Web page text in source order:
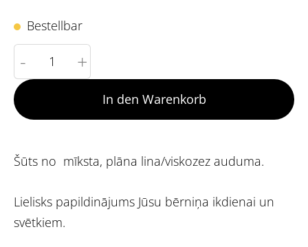
Bestellbar
- +
In den Warenkorb
Šūts no mīksta, plāna lina/viskozez auduma.
Lielisks papildinājums Jūsu bērniņa ikdienai un
svētkiem.